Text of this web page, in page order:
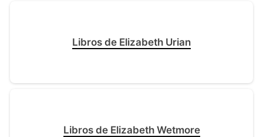
Libros de Elizabeth Urian
Libros de Elizabeth Wetmore